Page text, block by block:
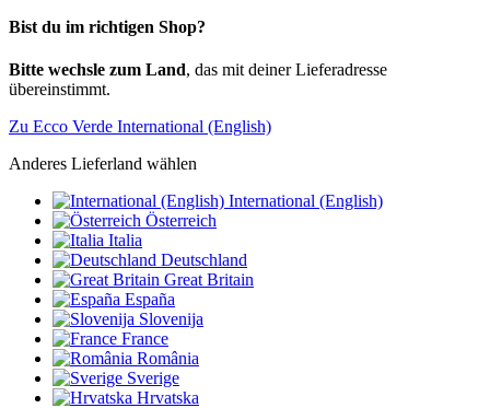
Bist du im richtigen Shop?
Bitte wechsle zum Land, das mit deiner Lieferadresse
übereinstimmt.
Zu Ecco Verde International (English)
Anderes Lieferland wählen
International (English)
Österreich
Italia
Deutschland
Great Britain
España
Slovenija
France
România
Sverige
Hrvatska